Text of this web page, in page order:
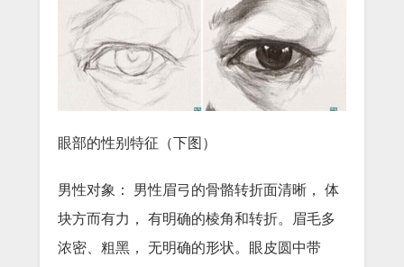
眼部的性别特征（下图）
男性对象： 男性眉弓的骨骼转折面清晰， 体
块方而有力， 有明确的棱角和转折。眉毛多
浓密、粗黑， 无明确的形状。眼皮圆中带